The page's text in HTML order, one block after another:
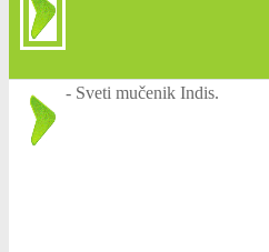
- Sveti mučenik Indis.